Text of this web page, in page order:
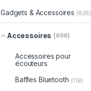
Gadgets & Accessoires (826)
Accessoires (696)
Accessoires pour
écouteurs
Baffles Bluetooth (118)